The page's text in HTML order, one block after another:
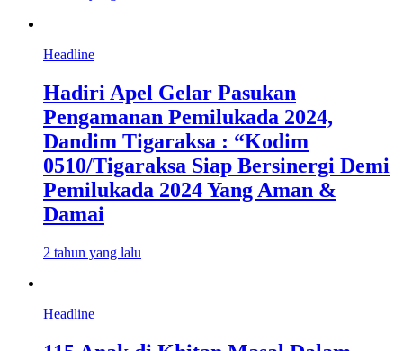
Headline
Hadiri Apel Gelar Pasukan
Pengamanan Pemilukada 2024,
Dandim Tigaraksa : “Kodim
0510/Tigaraksa Siap Bersinergi Demi
Pemilukada 2024 Yang Aman &
Damai
2 tahun yang lalu
Headline